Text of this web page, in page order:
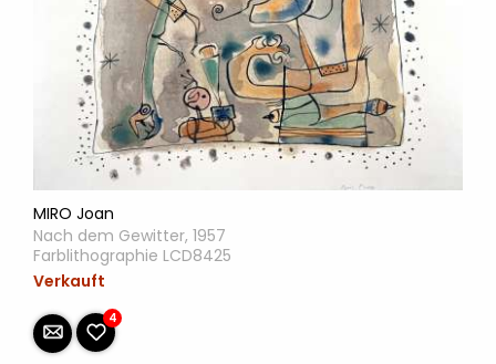
MIRO Joan
Nach dem Gewitter, 1957
Farblithographie LCD8425
Verkauft
4